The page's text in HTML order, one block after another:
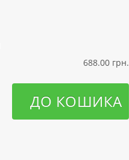
688.00 грн.
ДО КОШИКА